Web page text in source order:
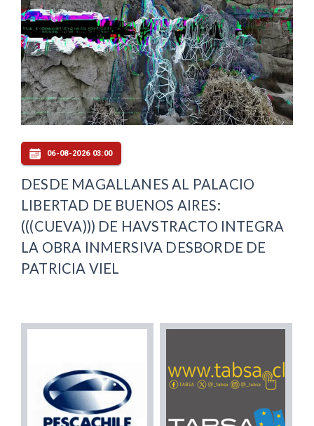
06-08-2026 03:00
DESDE MAGALLANES AL PALACIO
LIBERTAD DE BUENOS AIRES:
(((CUEVA))) DE HAVSTRACTO INTEGRA
LA OBRA INMERSIVA DESBORDE DE
PATRICIA VIEL